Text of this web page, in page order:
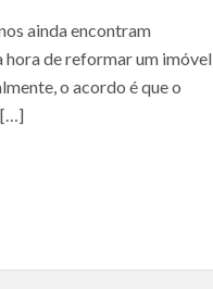
ainda encontram
hora de reformar um imóvel
o acordo é que o
[…]